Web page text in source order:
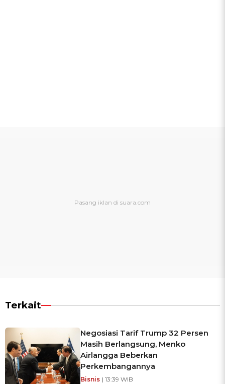
Terkait
Negosiasi Tarif Trump 32 Persen
Masih Berlangsung, Menko
Airlangga Beberkan
Perkembangannya
Bisnis | 13:39 WIB